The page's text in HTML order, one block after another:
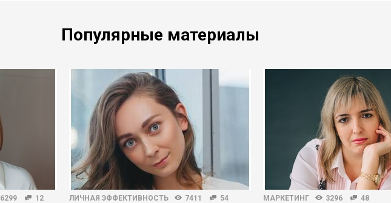
Популярные материалы
6299 12 ЛИЧНАЯ ЭФФЕКТИВНОСТЬ 7411 54 МАРКЕТИНГ 3296 48